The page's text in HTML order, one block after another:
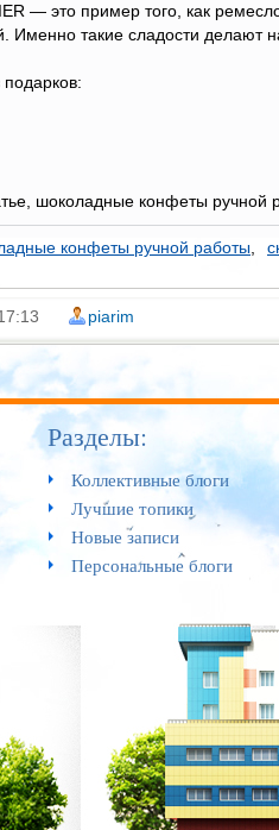
— это пример того, как
Именно такие сладости делают
шоколадные конфеты ручной
конфеты ручной работы
piarim
Разделы:
Коллективные блоги
Лучшие топики
Новые записи
Персональные блоги